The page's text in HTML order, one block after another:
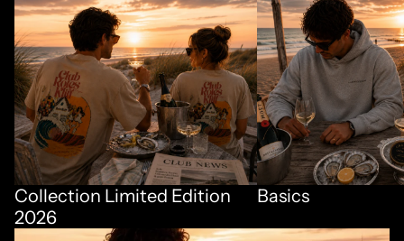
Collection Limited Edition
2026
Basics